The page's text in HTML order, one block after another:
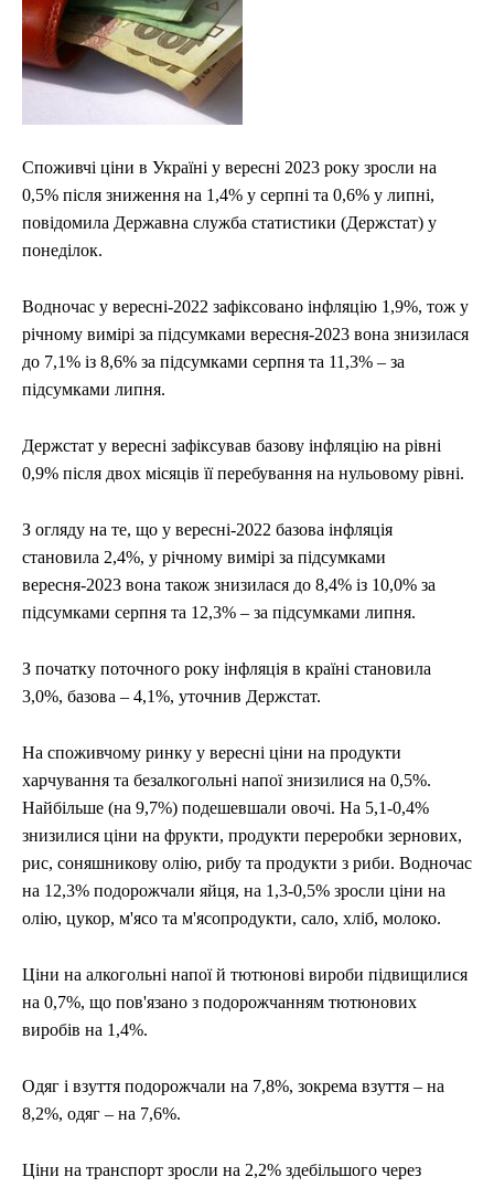
Споживчі ціни в Україні у вересні 2023 року зросли на
0,5% після зниження на 1,4% у серпні та 0,6% у липні,
повідомила Державна служба статистики (Держстат) у
понеділок.
Водночас у вересні-2022 зафіксовано інфляцію 1,9%, тож у
річному вимірі за підсумками вересня-2023 вона знизилася
до 7,1% із 8,6% за підсумками серпня та 11,3% – за
підсумками липня.
Держстат у вересні зафіксував базову інфляцію на рівні
0,9% після двох місяців її перебування на нульовому рівні.
З огляду на те, що у вересні-2022 базова інфляція
становила 2,4%, у річному вимірі за підсумками
вересня-2023 вона також знизилася до 8,4% із 10,0% за
підсумками серпня та 12,3% – за підсумками липня.
З початку поточного року інфляція в країні становила
3,0%, базова – 4,1%, уточнив Держстат.
На споживчому ринку у вересні ціни на продукти
харчування та безалкогольні напої знизилися на 0,5%.
Найбільше (на 9,7%) подешевшали овочі. На 5,1-0,4%
знизилися ціни на фрукти, продукти переробки зернових,
рис, соняшникову олію, рибу та продукти з риби. Водночас
на 12,3% подорожчали яйця, на 1,3-0,5% зросли ціни на
олію, цукор, м'ясо та м'ясопродукти, сало, хліб, молоко.
Ціни на алкогольні напої й тютюнові вироби підвищилися
на 0,7%, що пов'язано з подорожчанням тютюнових
виробів на 1,4%.
Одяг і взуття подорожчали на 7,8%, зокрема взуття – на
8,2%, одяг – на 7,6%.
Ціни на транспорт зросли на 2,2% здебільшого через